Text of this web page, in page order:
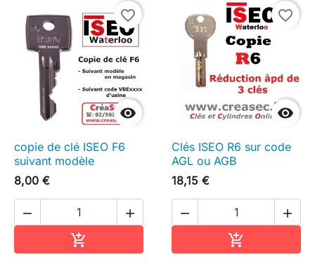

favorite_border
copie de clé ISEO F6
suivant modèle
8,00 €
 


favorite_border
Clés ISEO R6 sur code
AGL ou AGB
18,15 €
 
